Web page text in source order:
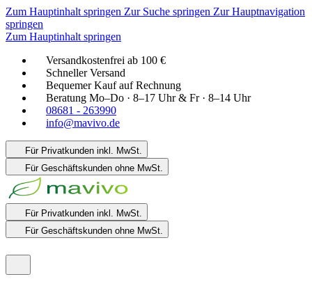
Zum Hauptinhalt springen Zur Suche springen Zur Hauptnavigation
springen
Zum Hauptinhalt springen
Versandkostenfrei ab 100 €
Schneller Versand
Bequemer Kauf auf Rechnung
Beratung Mo–Do · 8–17 Uhr & Fr · 8–14 Uhr
08681 - 263990
info@mavivo.de
Für Privatkunden inkl. MwSt.
Für Geschäftskunden ohne MwSt.
Für Privatkunden inkl. MwSt.
Für Geschäftskunden ohne MwSt.